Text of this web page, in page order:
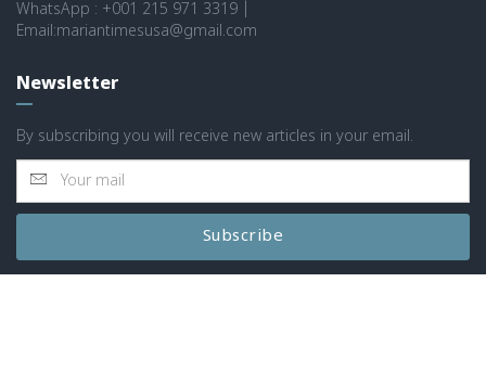
WhatsApp : +001 215 971 3319 |
Email:mariantimesusa@gmail.com
Newsletter
By subscribing you will receive new articles in your email.
Subscribe